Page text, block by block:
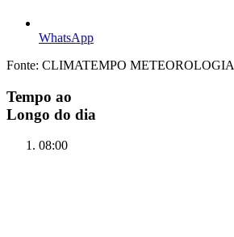
WhatsApp
Fonte: CLIMATEMPO METEOROLOGIA
Tempo ao
Longo do dia
08:00